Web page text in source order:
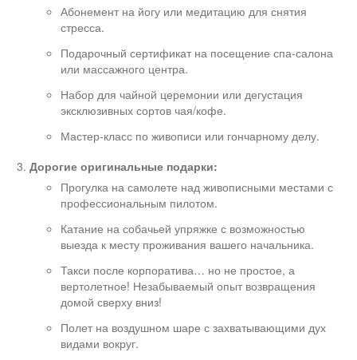
Абонемент на йогу или медитацию для снятия
стресса.
Подарочный сертификат на посещение спа-салона
или массажного центра.
Набор для чайной церемонии или дегустация
эксклюзивных сортов чая/кофе.
Мастер-класс по живописи или гончарному делу.
Дорогие оригинальные подарки:
Прогулка на самолете над живописными местами с
профессиональным пилотом.
Катание на собачьей упряжке с возможностью
выезда к месту проживания вашего начальника.
Такси после корпоратива… но не простое, а
вертолетное! Незабываемый опыт возвращения
домой сверху вниз!
Полет на воздушном шаре с захватывающими дух
видами вокруг.